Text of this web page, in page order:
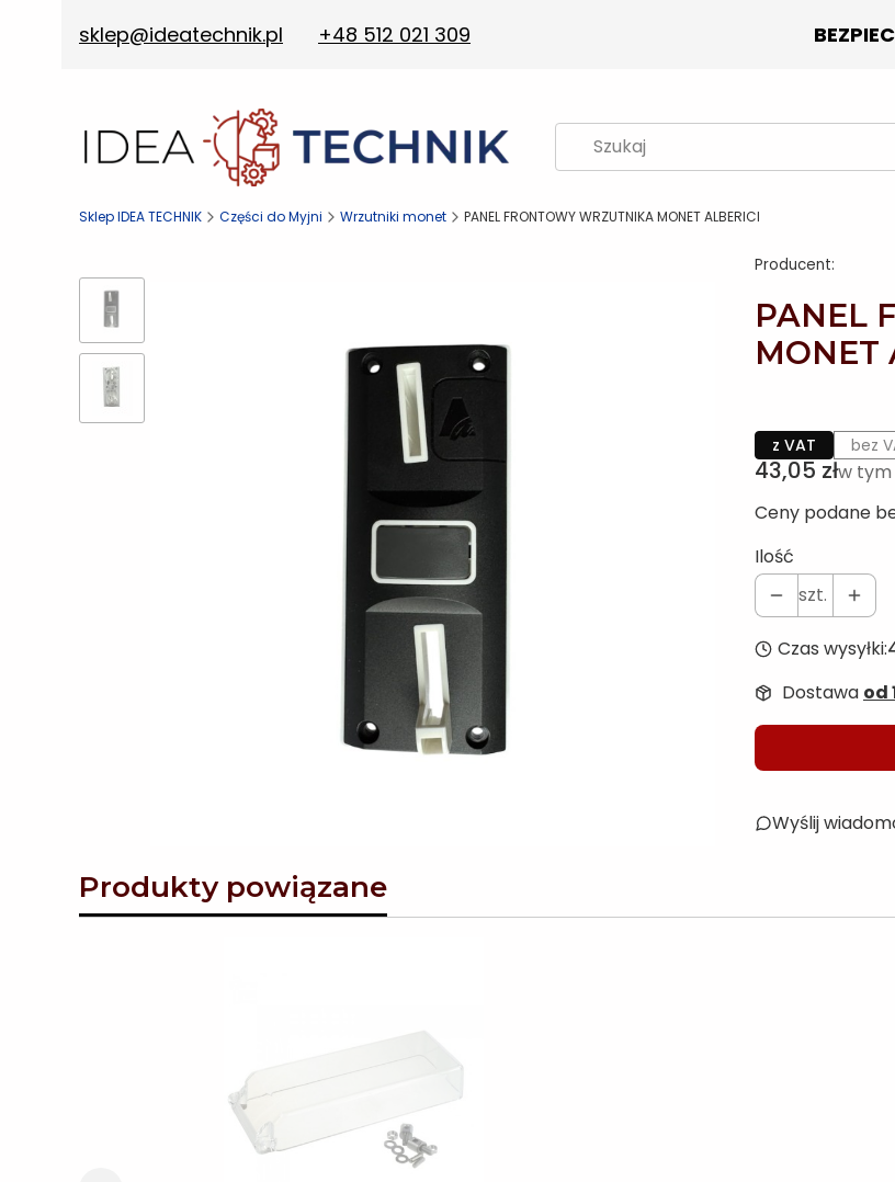
sklep@ideatechnik.pl +48 512 021 309
Sklep IDEA TECHNIK Części do Myjni Wrzutniki monet PANEL FRONTOWY WRZUTNIKA MONET ALBERICI
Producent:
PANEL
MONET
z VAT bez
Cena
43,05 złw tym
w tym
Ceny podane
Ilość
szt.
Czas wysyłki:
Dostawa od
Wyślij
Produkty powiązane